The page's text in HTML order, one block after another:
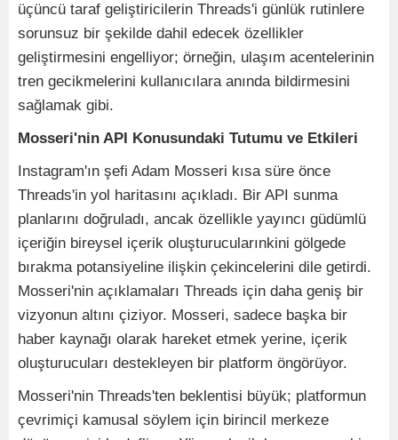
üçüncü taraf geliştiricilerin Threads'i günlük rutinlere
sorunsuz bir şekilde dahil edecek özellikler
geliştirmesini engelliyor; örneğin, ulaşım acentelerinin
tren gecikmelerini kullanıcılara anında bildirmesini
sağlamak gibi.
Mosseri'nin API Konusundaki Tutumu ve Etkileri
Instagram'ın şefi Adam Mosseri kısa süre önce
Threads'in yol haritasını açıkladı. Bir API sunma
planlarını doğruladı, ancak özellikle yayıncı güdümlü
içeriğin bireysel içerik oluşturucularınkini gölgede
bırakma potansiyeline ilişkin çekincelerini dile getirdi.
Mosseri'nin açıklamaları Threads için daha geniş bir
vizyonun altını çiziyor. Mosseri, sadece başka bir
haber kaynağı olarak hareket etmek yerine, içerik
oluşturucuları destekleyen bir platform öngörüyor.
Mosseri'nin Threads'ten beklentisi büyük; platformun
çevrimiçi kamusal söylem için birincil merkeze